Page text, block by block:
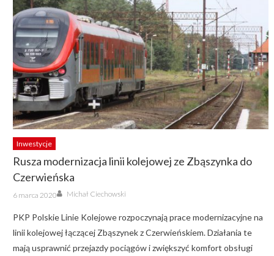
Inwestycje
Rusza modernizacja linii kolejowej ze Zbąszynka do
Czerwieńska
Posted
on
6 marca 2020 Author
Michał Ciechowski
PKP Polskie Linie Kolejowe rozpoczynają prace modernizacyjne na
linii kolejowej łączącej Zbąszynek z Czerwieńskiem. Działania te
mają usprawnić przejazdy pociągów i zwiększyć komfort obsługi